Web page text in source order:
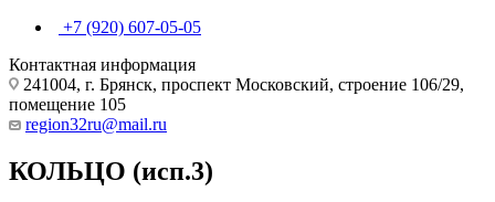
+7 (920) 607-05-05
Контактная информация
241004, г. Брянск, проспект Московский, строение 106/29,
помещение 105
region32ru@mail.ru
КОЛЬЦО (исп.3)